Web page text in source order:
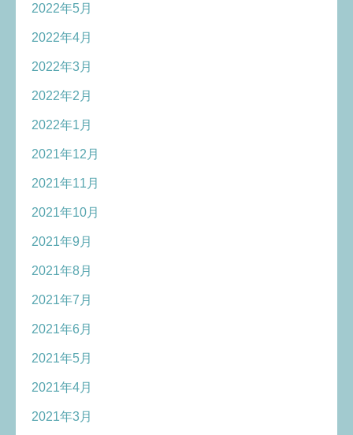
2022年5月
2022年4月
2022年3月
2022年2月
2022年1月
2021年12月
2021年11月
2021年10月
2021年9月
2021年8月
2021年7月
2021年6月
2021年5月
2021年4月
2021年3月